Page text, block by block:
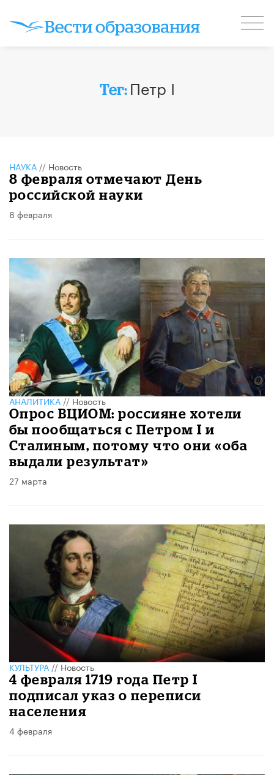
Тег: Петр I
НАУКА // Новость
8 февраля отмечают День
российской науки
8 февраля
АНАЛИТИКА//Новость
Опрос ВЦИОМ: россияне хотели
бы пообщаться с Петром I и
Сталиным, потому что они «оба
выдали результат»
27 марта
КУЛЬТУРА//Новость
4 февраля 1719 года Петр I
подписал указ о переписи
населения
4 февраля